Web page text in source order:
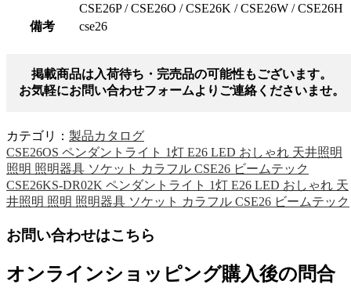
CSE26P / CSE26O / CSE26K / CSE26W / CSE26H
備考
cse26
掲載商品は入荷待ち・完売品の可能性もございます。
お気軽にお問い合わせフォームよりご連絡くださいませ。
カテゴリ： 製品カタログ
CSE26OS ペンダントライト 1灯 E26 LED おしゃれ 天井照明
照明 照明器具 ソケット カラフル CSE26 ビームテック
CSE26KS-DR02K ペンダントライト 1灯 E26 LED おしゃれ 天
井照明 照明 照明器具 ソケット カラフル CSE26 ビームテック
お問い合わせはこちら
オンラインショッピング購入後の問合